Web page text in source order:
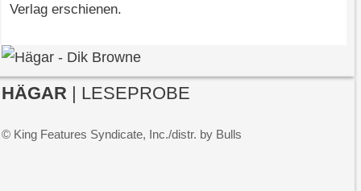
Verlag erschienen.
HÄGAR | LESEPROBE
© King Features Syndicate, Inc./distr. by Bulls